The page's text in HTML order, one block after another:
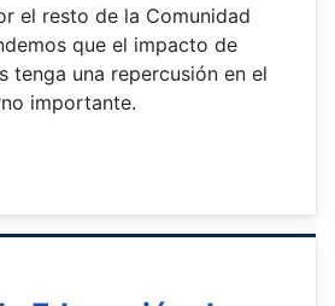
el resto de la Comunidad
que el impacto de
tenga una repercusión en el
importante.